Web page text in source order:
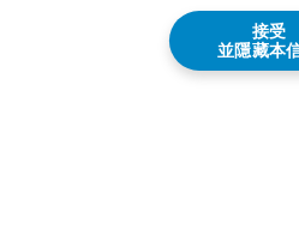
G5
© 2026 G5
接受
並隱藏本